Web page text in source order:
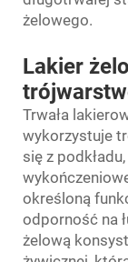
żelowego.
Lakier
Trwała
wykorzystuje
się z
określoną
odporność na
żelową